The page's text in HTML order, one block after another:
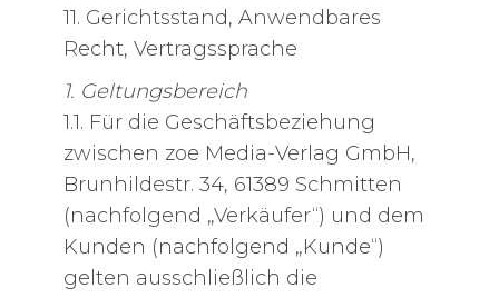
11. Gerichtsstand, Anwendbares
Recht, Vertragssprache
1. Geltungsbereich
1.1. Für die Geschäftsbeziehung
zwischen zoe Media-Verlag GmbH,
Brunhildestr. 34, 61389 Schmitten
(nachfolgend „Verkäufer“) und dem
Kunden (nachfolgend „Kunde“)
gelten ausschließlich die